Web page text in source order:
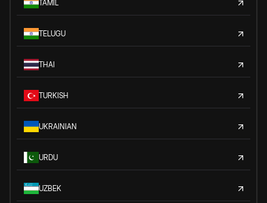
TAMIL
TELUGU
THAI
TURKISH
UKRAINIAN
URDU
UZBEK